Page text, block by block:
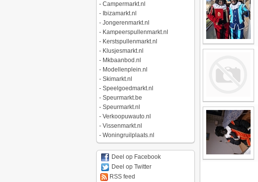
- Campermarkt.nl
- Ibizamarkt.nl
- Jongerenmarkt.nl
- Kampeerspullenmarkt.nl
- Kerstspullenmarkt.nl
- Klusjesmarkt.nl
- Mkbaanbod.nl
- Modellenplein.nl
- Skimarkt.nl
- Speelgoedmarkt.nl
- Speurmarkt.be
- Speurmarkt.nl
- Verkoopuwauto.nl
- Vissenmarkt.nl
- Woningruilplaats.nl
Deel op Facebook
Deel op Twitter
RSS feed